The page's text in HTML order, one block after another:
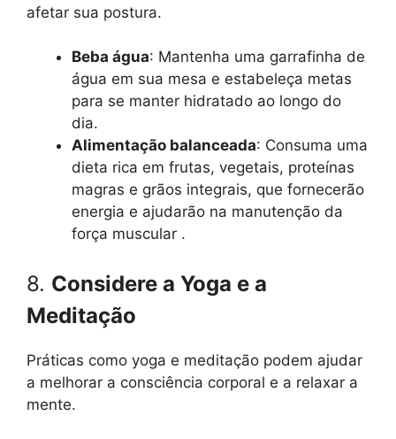
afetar sua postura.
Beba água: Mantenha uma garrafinha de
água em sua mesa e estabeleça metas
para se manter hidratado ao longo do
dia.
Alimentação balanceada: Consuma uma
dieta rica em frutas, vegetais, proteínas
magras e grãos integrais, que fornecerão
energia e ajudarão na manutenção da
força muscular .
8. Considere a Yoga e a
Meditação
Práticas como yoga e meditação podem ajudar
a melhorar a consciência corporal e a relaxar a
mente.